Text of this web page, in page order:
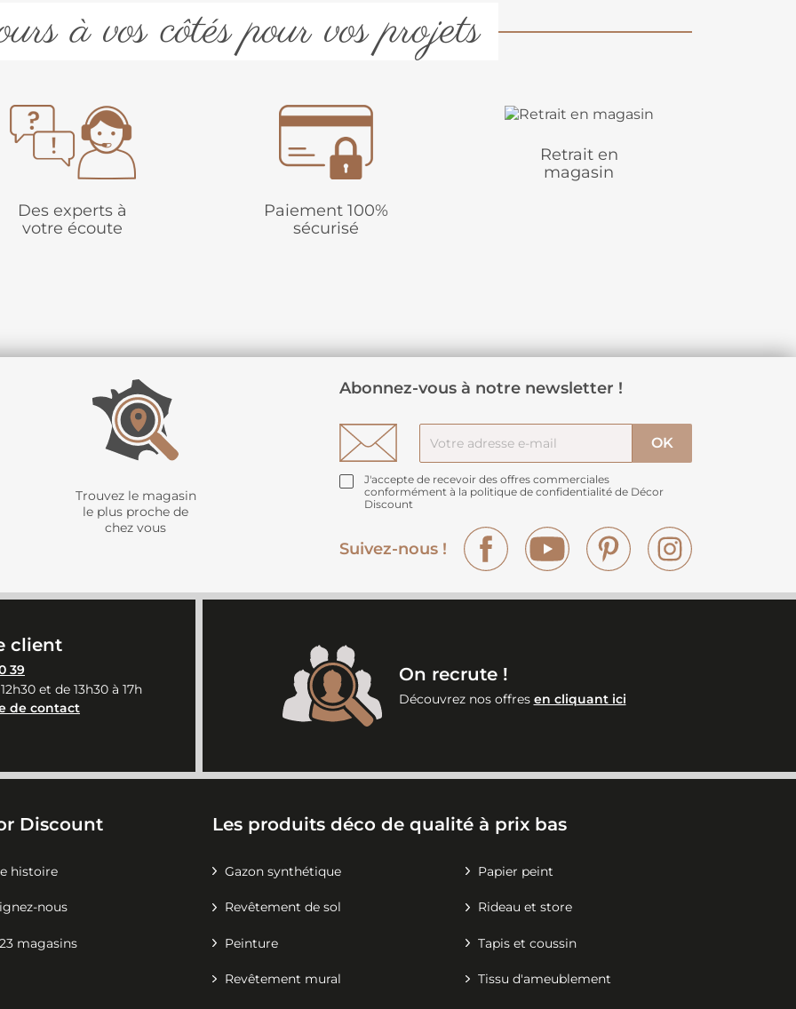
à vos côtés pour vos projets
Des experts à
votre écoute
Paiement 100%
sécurisé
Retrait en
magasin
Trouvez le magasin
le plus proche de
chez vous
Abonnez-vous à notre newsletter !
J'accepte de recevoir des offres commerciales
conformément à la politique de confidentialité de Décor
Discount
Suivez-nous !
Facebook YouTube Pinterest
client
39
et de 13h30 à 17h
de contact
On recrute !
Découvrez nos offres en cliquant ici
Discount
histoire
nous
magasins
Les produits déco de qualité à prix bas
Gazon synthétique Papier peint
Revêtement de sol Rideau et store
Peinture Tapis et coussin
Revêtement mural Tissu d'ameublement